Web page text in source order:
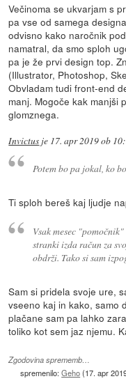
Večinoma se ukvarjam s
pa vse od samega
odvisno kako naročnik
namatral, da smo sploh
pa je že prvi design top.
(Illustrator, Photoshop,
Obvladam tudi front-end
manj. Mogoče kak manjši
glomznega.
Invictus je 17. apr 2019 ob
Potem bo pa jokal, ko
Ti sploh bereš kaj ljudje
Vsak mesec
stranki izda račun za
obdrži. Tako si sam
Sam si pridela svoje ure,
vseeno kaj in kako, samo
plačane sam pa lahko
toliko kot sem jaz njemu.
Zgodovina sprememb…
spremenilo:Geho(17. apr